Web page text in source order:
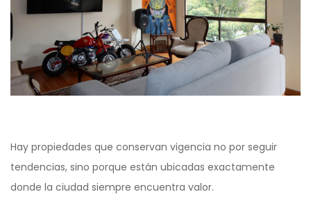
Hay propiedades que conservan vigencia no por seguir
tendencias, sino porque están ubicadas exactamente
donde la ciudad siempre encuentra valor.